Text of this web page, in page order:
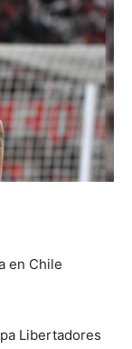
en Chile
Libertadores